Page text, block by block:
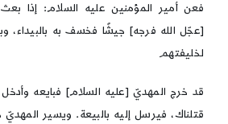
فعن أمير المؤمنين عليه السلام: إذا
[عجّل الله فرجه] جيشًا فخسف به بالبيداء،
لخليفتهم
قد خرج المهديّ [عليه السلام] فبايعه
قتلناك، فيرسل إليه بالبيعة. ويسير